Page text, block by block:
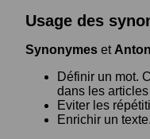
Usage des
Synonymes et
Définir un mot.
dans les
Eviter les
Enrichir un texte.